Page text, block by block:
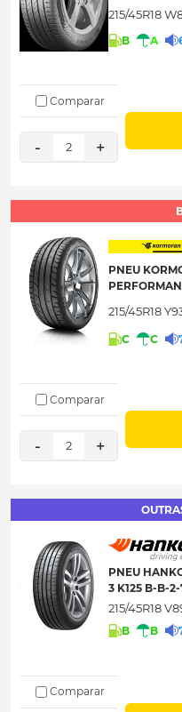
215/45R18
B A
Comparar
- 2 +
PNEU
215/45R18
C C
Comparar
- 2 +
PNEU
3 K125 B-B-
215/45R18
B B
Comparar